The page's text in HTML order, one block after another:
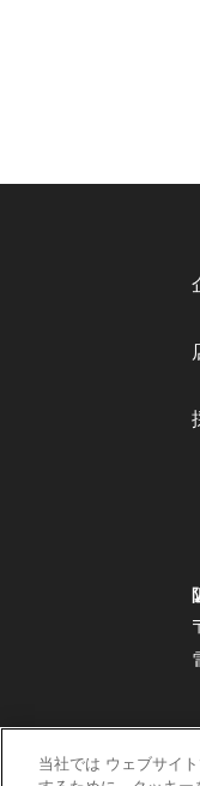
当社では ウェブサイ